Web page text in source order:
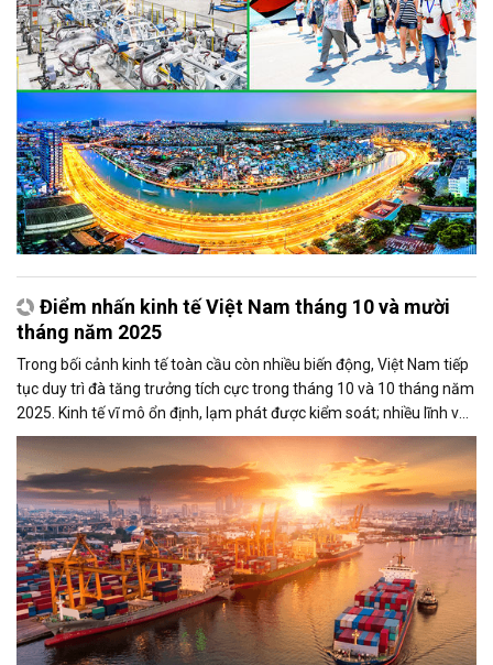
Điểm nhấn kinh tế Việt Nam tháng 10 và mười
tháng năm 2025
Trong bối cảnh kinh tế toàn cầu còn nhiều biến động, Việt Nam tiếp
tục duy trì đà tăng trưởng tích cực trong tháng 10 và 10 tháng năm
2025. Kinh tế vĩ mô ổn định, lạm phát được kiểm soát; nhiều lĩnh vực
sản xuất, thương mại và đầu tư đạt kết quả khả quan, góp phần
củng cố nền tảng phát triển bền vững cho cả năm.